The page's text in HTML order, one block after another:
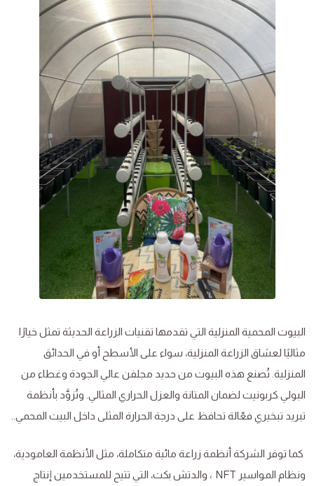
البيوت المحمية المنزلية التي تقدمها تقنيات الزراعة الحديثة تمثل خيارًا
مثاليًا لعشاق الزراعة المنزلية، سواء على الأسطح أو في الحدائق
المنزلية. تُصنع هذه البيوت من حديد مجلفن عالي الجودة وغطاء من
البولي كربونيت لضمان المتانة والعزل الحراري المثالي. وتُزوَّد بأنظمة
تبريد تبخيري فعّالة تحافظ على درجة الحرارة المثلى داخل البيت المحمي..
كما توفر الشركة أنظمة زراعة مائية متكاملة، مثل الأنظمة العامودية،
ونظام المواسير NFT ، والدتش بكت، التي تتيح للمستخدمين إنتاج